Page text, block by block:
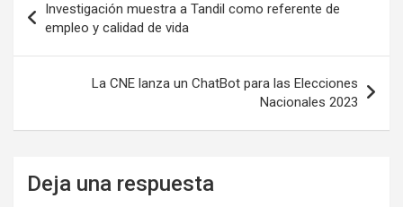
k
n
de
entradas
Investigación muestra a Tandil como referente de
empleo y calidad de vida
La CNE lanza un ChatBot para las Elecciones
Nacionales 2023
Deja una respuesta